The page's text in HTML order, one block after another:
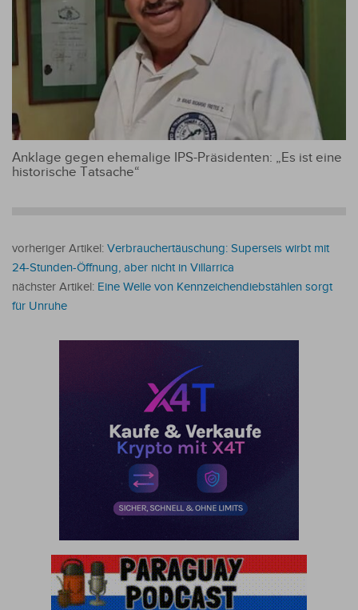
Anklage gegen ehemalige IPS-Präsidenten: „Es ist eine
historische Tatsache“
vorheriger Artikel: Verbrauchertäuschung: Superseis wirbt mit
24-Stunden-Öffnung, aber nicht in Villarrica
nächster Artikel: Eine Welle von Kennzeichendiebstählen sorgt
für Unruhe